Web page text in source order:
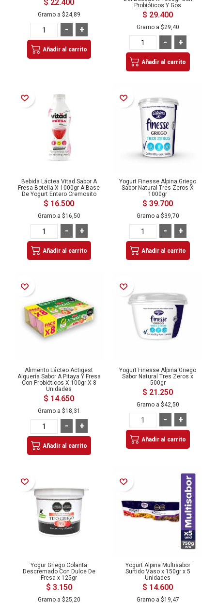
$ 22.400
Gramo a $24,89
+
-
Añadir al carrito
Probióticos Y Gos
$ 29.400
Gramo a $29,40
+
-
Añadir al carrito
Añadir a la Lista de Deseos
Bebida Láctea Vitad Sabor A
Fresa Botella X 1000gr A Base
De Yogurt Entero Cremosito
$ 16.500
Gramo a $16,50
+
-
Añadir al carrito
Añadir a la Lista de Deseos
Yogurt Finesse Alpina Griego
Sabor Natural Tres Zeros X
1000gr
$ 39.700
Gramo a $39,70
+
-
Añadir al carrito
Añadir a la Lista de Deseos
Alimento Lácteo Actigest
Alquería Sabor A Pitaya Y Fresa
Con Probióticos X 100gr X 8
Unidades
$ 14.650
Gramo a $18,31
+
-
Añadir al carrito
Añadir a la Lista de Deseos
Yogurt Finesse Alpina Griego
Sabor Natural Tres Zeros x
500gr
$ 21.250
Gramo a $42,50
+
-
Añadir al carrito
Añadir a la Lista de Deseos
Yogur Griego Colanta
Descremado Con Dulce De
Fresa x 125gr
$ 3.150
Gramo a $25,20
Añadir a la Lista de Deseos
Yogurt Alpina Multisabor
Surtido Vaso x 150gr x 5
Unidades
$ 14.600
Gramo a $19,47